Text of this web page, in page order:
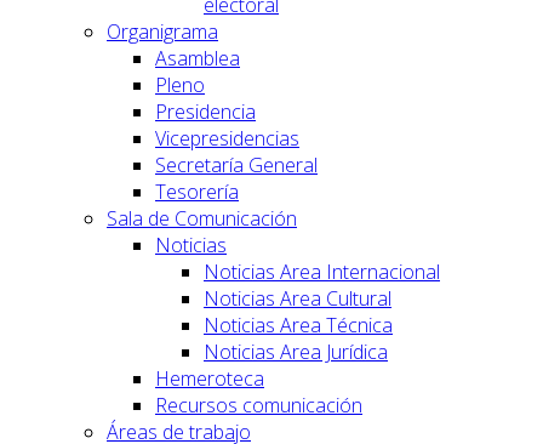
Organigrama
Asamblea
Pleno
Presidencia
Vicepresidencias
Secretaría General
Tesorería
Sala de Comunicación
Noticias
Noticias Area Internacional
Noticias Area Cultural
Noticias Area Técnica
Noticias Area Jurídica
Hemeroteca
Recursos comunicación
Áreas de trabajo